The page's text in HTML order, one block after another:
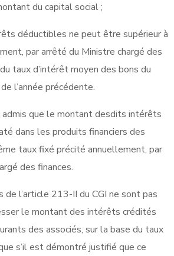
du capital social ;
déductibles ne peut être supérieur à
par arrêté du Ministre chargé des
taux d’intérêt moyen des bons du
l’année précédente.
que le montant desdits intérêts
dans les produits financiers des
taux fixé précité annuellement, par
des finances.
de l’article 213-II du CGI ne sont pas
le montant des intérêts crédités
des associés, sur la base du taux
s’il est démontré justifié que ce